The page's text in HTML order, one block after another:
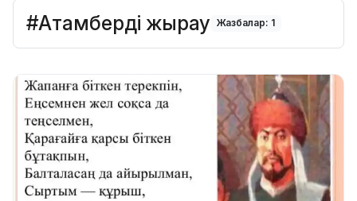
#Ақтамберді жырау Жазбалар: 1